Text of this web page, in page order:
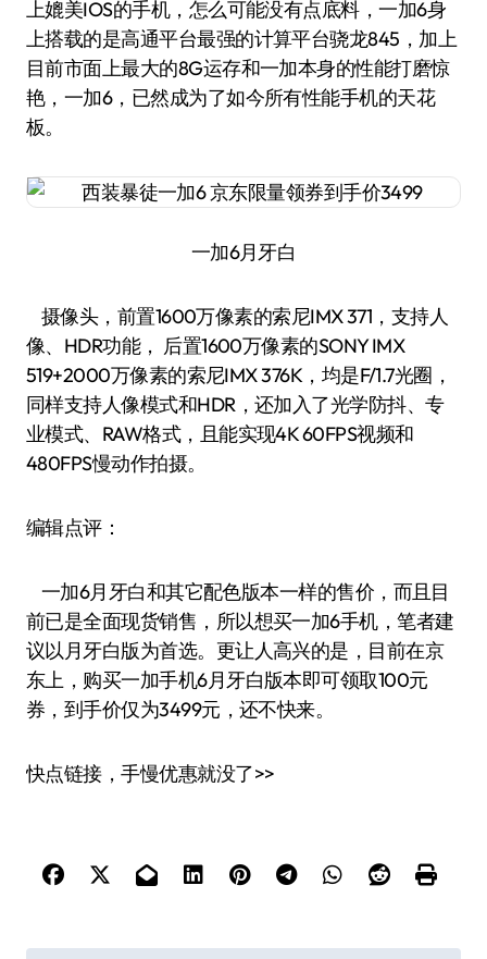
上媲美IOS的手机，怎么可能没有点底料，一加6身
上搭载的是高通平台最强的计算平台骁龙845，加上
目前市面上最大的8G运存和一加本身的性能打磨惊
艳，一加6，已然成为了如今所有性能手机的天花
板。
一加6月牙白
摄像头，前置1600万像素的索尼IMX 371，支持人
像、HDR功能， 后置1600万像素的SONY IMX
519+2000万像素的索尼IMX 376K，均是F/1.7光圈，
同样支持人像模式和HDR，还加入了光学防抖、专
业模式、RAW格式，且能实现4K 60FPS视频和
480FPS慢动作拍摄。
编辑点评：
一加6月牙白和其它配色版本一样的售价，而且目
前已是全面现货销售，所以想买一加6手机，笔者建
议以月牙白版为首选。更让人高兴的是，目前在京
东上，购买一加手机6月牙白版本即可领取100元
券，到手价仅为3499元，还不快来。
快点链接，手慢优惠就没了>>